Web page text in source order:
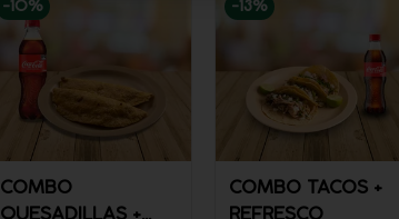
-10%
COMBO
QUESADILLAS +
-13%
COMBO TACOS +
REFRESCO